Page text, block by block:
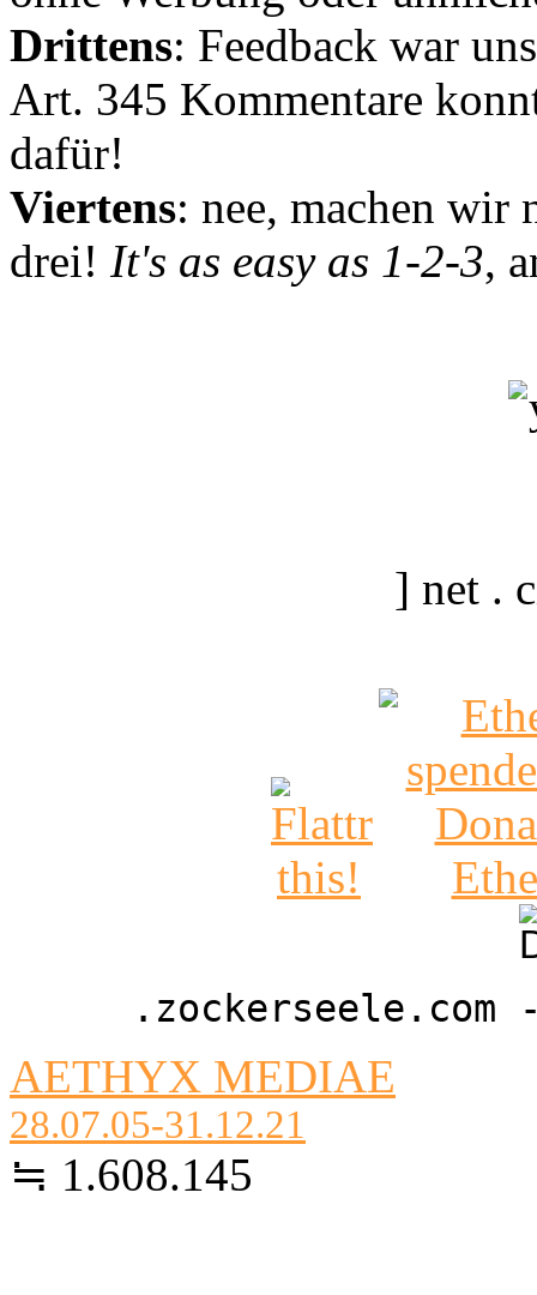
Drittens: Feedback war
Art. 345 Kommentare
dafür!
Viertens: nee, machen wir
drei! It's as easy as 1-2-3,
] net .
AETHYX MEDIAE
28.07.05-31.12.21
≒ 1.608.145